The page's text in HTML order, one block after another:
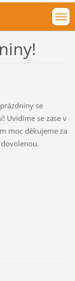
se
Uvidíme se zase v
moc děkujeme za